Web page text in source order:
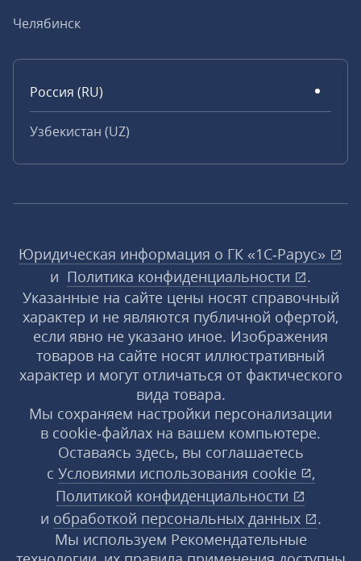
Челябинск
Россия (RU)
Узбекистан (UZ)
Юридическая информация о ГК «1С‑Рарус»
и Политика конфиденциальности
.
Указанные на сайте цены носят справочный
характер и не являются публичной офертой,
если явно не указано иное. Изображения
товаров на сайте носят иллюстративный
характер и могут отличаться от фактического
вида товара.
Мы сохраняем настройки персонализации
в cookie‑файлах на вашем компьютере.
Оставаясь здесь, вы соглашаетесь
с Условиями использования cookie
,
Политикой конфиденциальности
и обработкой персональных данных
.
Мы используем Рекомендательные